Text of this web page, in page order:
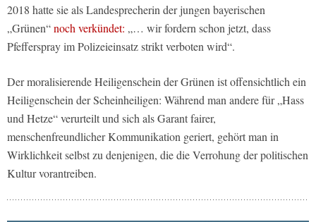
2018 hatte sie als Landesprecherin der jungen bayerischen
„Grünen“noch verkündet: „… wir fordern schon jetzt, dass
Pfefferspray im Polizeieinsatz strikt verboten wird“.
Der moralisierende Heiligenschein der Grünen ist offensichtlich ein
Heiligenschein der Scheinheiligen: Während man andere für „Hass
und Hetze“ verurteilt und sich als Garant fairer,
menschenfreundlicher Kommunikation geriert, gehört man in
Wirklichkeit selbst zu denjenigen, die die Verrohung der politischen
Kultur vorantreiben.